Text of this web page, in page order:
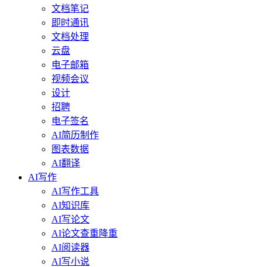
文档笔记
即时通讯
文档处理
云盘
电子邮箱
视频会议
设计
招聘
电子签名
AI简历制作
图表数据
AI翻译
AI写作
AI写作工具
AI知识库
AI写论文
AI论文查重降重
AI阅读器
AI写小说